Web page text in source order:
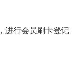
进行会员刷卡登